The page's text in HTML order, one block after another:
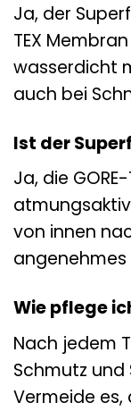
Ja, der
TEX
wasserdicht
auch bei
Ist der
Ja, die
von innen
angenehmes
Wie pflege
Nach jedem
Schmutz
Vermeide es,